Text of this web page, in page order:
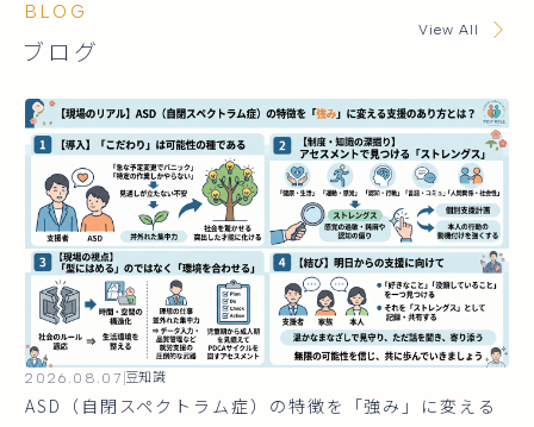
BLOG
ブログ
View All
2026.08.07 豆知識
ASD（自閉スペクトラム症）の特徴を「強み」に変える